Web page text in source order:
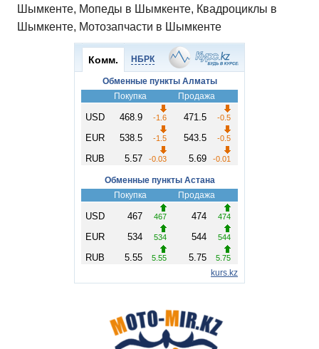
Шымкенте, Мопеды в Шымкенте, Квадроциклы в
Шымкенте, Мотозапчасти в Шымкенте